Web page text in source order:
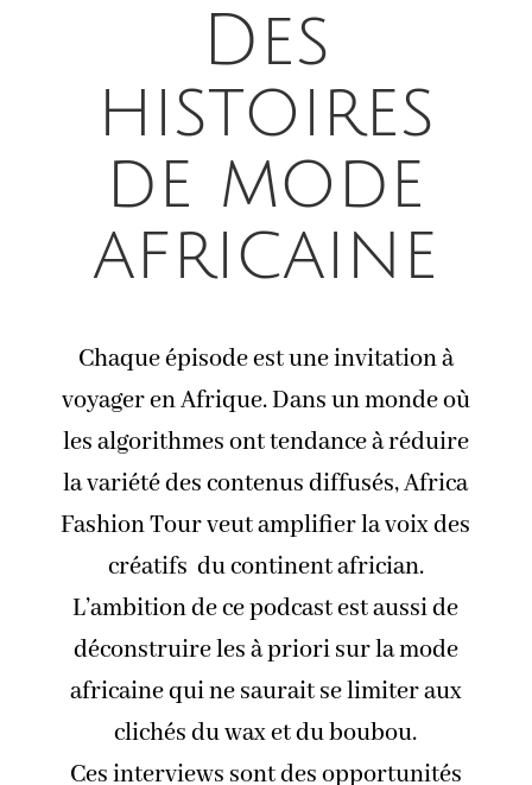
Des
histoires
de mode
africaine
Chaque épisode est une invitation à
voyager en Afrique. Dans un monde où
les algorithmes ont tendance à réduire
la variété des contenus diffusés, Africa
Fashion Tour veut amplifier la voix des
créatifs du continent africian.
L’ambition de ce podcast est aussi de
déconstruire les à priori sur la mode
africaine qui ne saurait se limiter aux
clichés du wax et du boubou.
Ces interviews sont des opportunités